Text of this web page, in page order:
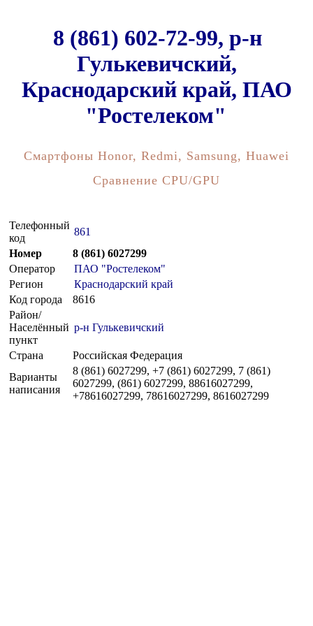
8 (861) 602-72-99, р-н
Гулькевичский,
Краснодарский край, ПАО
"Ростелеком"
Смартфоны Honor, Redmi, Samsung, Huawei
Сравнение CPU/GPU
Телефонный
код
861
Номер
8 (861) 6027299
Оператор
ПАО "Ростелеком"
Регион
Краснодарский край
Код города
8616
Район/
Населённый
пункт
р-н Гулькевичский
Страна
Российская Федерация
Варианты
написания
8 (861) 6027299, +7 (861) 6027299, 7 (861)
6027299, (861) 6027299, 88616027299,
+78616027299, 78616027299, 8616027299